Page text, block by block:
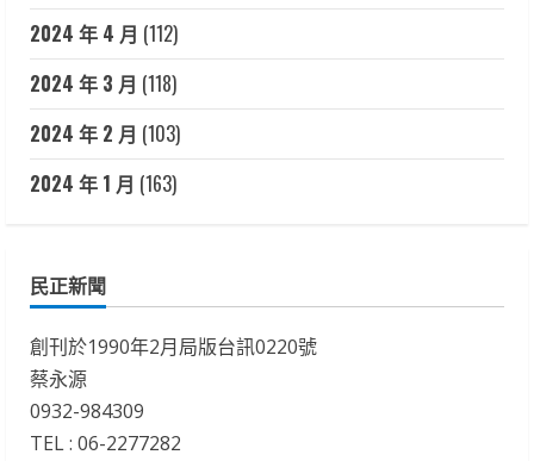
2024 年 4 月 (112)
2024 年 3 月 (118)
2024 年 2 月 (103)
2024 年 1 月 (163)
民正新聞
創刊於1990年2月局版台訊0220號
蔡永源
0932-984309
TEL : 06-2277282